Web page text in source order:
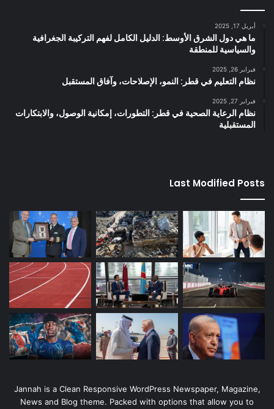
أبريل 17, 2025
ما هي دول الشرق الأوسط: الدليل الكامل لفهم التركيبة الجغرافية
والسياسية للمنطقة
فبراير 26, 2025
نظام التعليم في قطر: النمو، الإصلاحات، وآفاق المستقبل
فبراير 27, 2025
نظام الرعاية الصحية في قطر: التطورات، إمكانية الوصول، والابتكارات
المستقبلية
Last Modified Posts
Jannah is a Clean Responsive WordPress Newspaper, Magazine,
News and Blog theme. Packed with options that allow you to